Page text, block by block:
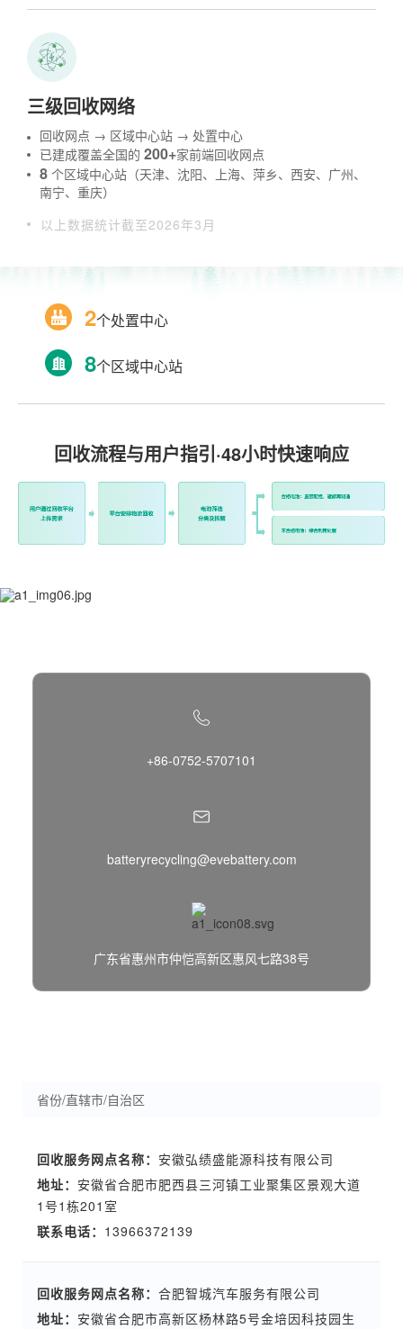
三级回收网络
回收网点 → 区域中心站 → 处置中心
已建成覆盖全国的 200+家前端回收网点
8 个区域中心站（天津、沈阳、上海、萍乡、西安、广州、
南宁、重庆）
以上数据统计截至2026年3月
2个处置中心
8个区域中心站
回收流程与用户指引·48小时快速响应
+86-0752-5707101
batteryrecycling@evebattery.com
广东省惠州市仲恺高新区惠风七路38号
回收服务网点名称： 安徽弘绩盛能源科技有限公司
地址： 安徽省合肥市肥西县三河镇工业聚集区景观大道
1号1栋201室
联系电话： 13966372139
回收服务网点名称： 合肥智城汽车服务有限公司
地址： 安徽省合肥市高新区杨林路5号金培因科技园生